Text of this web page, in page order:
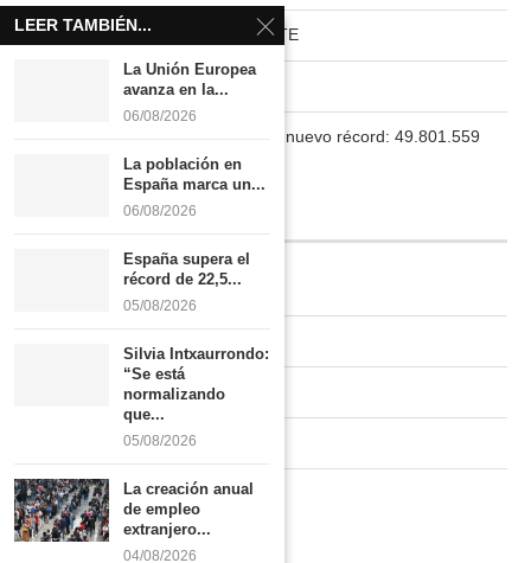
HABITAT RURAL AUTOSUFICIENTE
La población en España marca un nuevo récord: 49.801.559
INFORMACIÓN
Quiénes somos
Publicidad tarifas
Política de privacidad
LEER TAMBIÉN...
La Unión Europea
avanza en la...
06/08/2026
La población en
España marca un...
06/08/2026
España supera el
récord de 22,5...
05/08/2026
Silvia Intxaurrondo:
“Se está
normalizando
que...
05/08/2026
La creación anual
de empleo
extranjero...
04/08/2026